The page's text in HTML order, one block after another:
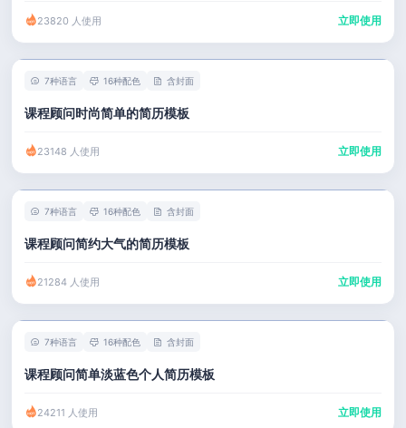
23820 人使用 立即使用
7种语言 16种配色 含封面
课程顾问时尚简单的简历模板
23148 人使用 立即使用
7种语言 16种配色 含封面
课程顾问简约大气的简历模板
21284 人使用 立即使用
7种语言 16种配色 含封面
课程顾问简单淡蓝色个人简历模板
24211 人使用 立即使用